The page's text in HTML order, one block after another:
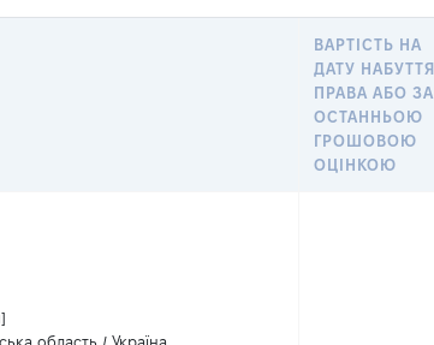
ВАРТІСТЬ НА
ДАТУ НАБУТТЯ
ПРАВА АБО ЗА
ОСТАННЬОЮ
ГРОШОВОЮ
ОЦІНКОЮ
область / Україна